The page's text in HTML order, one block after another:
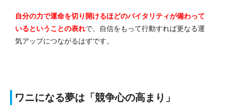
自分の力で運命を切り開けるほどのバイタリティが備わって
いるということの表れで、自信をもって行動すれば更なる運
気アップにつながるはずです。
ワニになる夢は「競争心の高まり」